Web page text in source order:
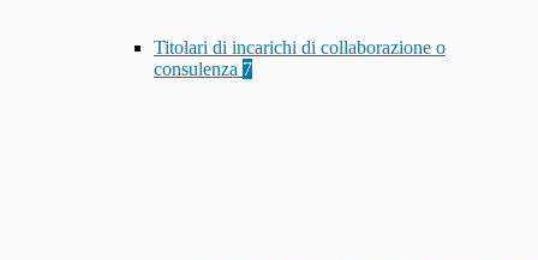
Titolari di incarichi di collaborazione o
consulenza 7